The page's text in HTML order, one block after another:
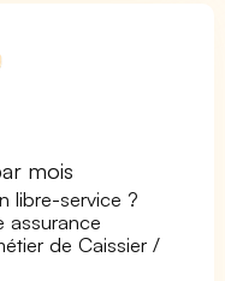
mois
libre-service ?
assurance
de Caissier /